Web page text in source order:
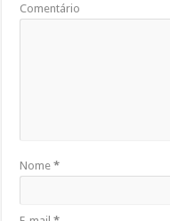
Comentário
Nome*